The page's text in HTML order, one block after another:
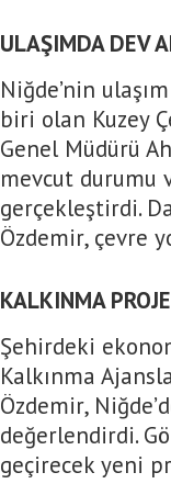
ULAŞIMDA DEV
Niğde’nin
biri olan Kuzey
Genel Müdürü
mevcut durumu
gerçekleştirdi.
Özdemir, çevre
KALKINMA
Şehirdeki
Kalkınma
Özdemir,
değerlendirdi.
geçirecek yeni